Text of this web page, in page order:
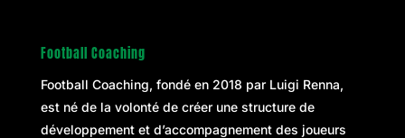
Football Coaching
Football Coaching, fondé en 2018 par Luigi Renna,
est né de la volonté de créer une structure de
développement et d’accompagnement des joueurs